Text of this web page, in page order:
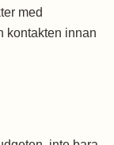
med
kontakten innan